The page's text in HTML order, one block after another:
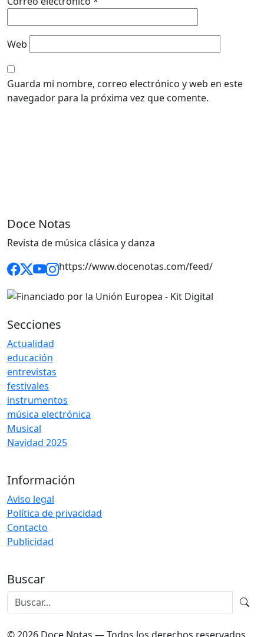
Web
Guarda mi nombre, correo electrónico y web en este
navegador para la próxima vez que comente.
Doce Notas
Revista de música clásica y danza
https://www.docenotas.com/feed/
Secciones
Actualidad
educación
entrevistas
festivales
instrumentos
música electrónica
Musical
Navidad 2025
Información
Aviso legal
Política de privacidad
Contacto
Publicidad
Buscar